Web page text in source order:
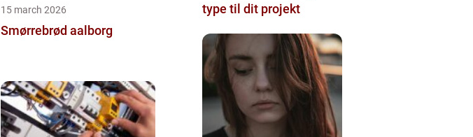
15 march 2026
Smørrebrød aalborg
type til dit projekt